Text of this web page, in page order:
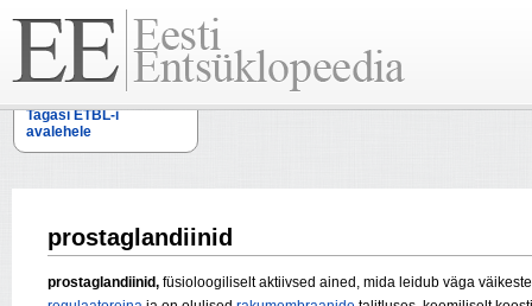
Tagasi ETBL-i
avalehele
prostaglandiinid
prostaglandiinid, füsioloogiliselt aktiivsed ained, mida leidub väga